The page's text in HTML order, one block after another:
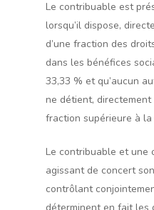
Le contribuable est
lorsqu’il dispose,
d’une fraction des
dans les bénéfices
33,33 % et qu’aucun
ne détient,
fraction supérieure à la
Le contribuable et une
agissant de concert
contrôlant